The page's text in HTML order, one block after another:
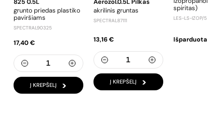
825 0.5L
grunto priedas plastiko
paviršiams
SPECTRAL90325
17,40 €
Į KREPŠELĮ
Aerozol.0.5L Pilkas
akrilinis gruntas
SPECTRAL87111
13,16 €
Į KREPŠELĮ
spiritas)
LES-LS-IZOP/5
Išparduota